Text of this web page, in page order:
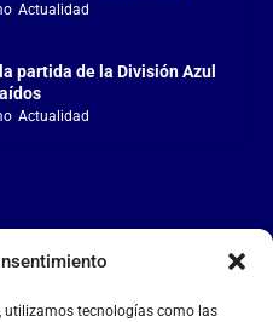
utilizamos tecnologías como las
,Actualidad
partida de la División Azul
,Actualidad